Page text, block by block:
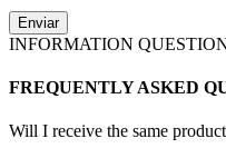
INFORMATION
FREQUENTLY ASKED
Will I receive the same